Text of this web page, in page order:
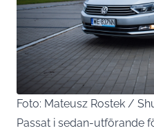
Foto: Mateusz Rostek /
Passat i sedan-utförande